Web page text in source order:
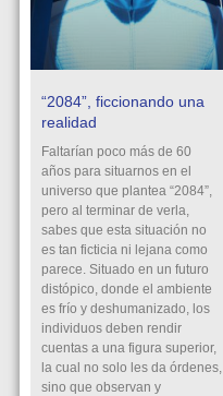
“2084”, ficcionando una
realidad
Faltarían poco más de 60
años para situarnos en el
universo que plantea “2084”,
pero al terminar de verla,
sabes que esta situación no
es tan ficticia ni lejana como
parece. Situado en un futuro
distópico, donde el ambiente
es frío y deshumanizado, los
individuos deben rendir
cuentas a una figura superior,
la cual no solo les da órdenes,
sino que observan y